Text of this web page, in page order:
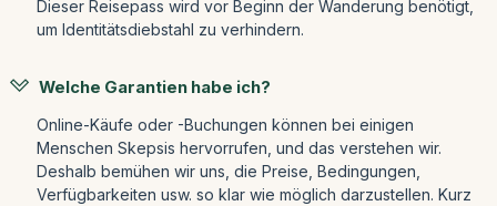
Dieser Reisepass wird vor Beginn der Wanderung benötigt,
um Identitätsdiebstahl zu verhindern.
Welche Garantien habe ich?
Online-Käufe oder -Buchungen können bei einigen
Menschen Skepsis hervorrufen, und das verstehen wir.
Deshalb bemühen wir uns, die Preise, Bedingungen,
Verfügbarkeiten usw. so klar wie möglich darzustellen. Kurz